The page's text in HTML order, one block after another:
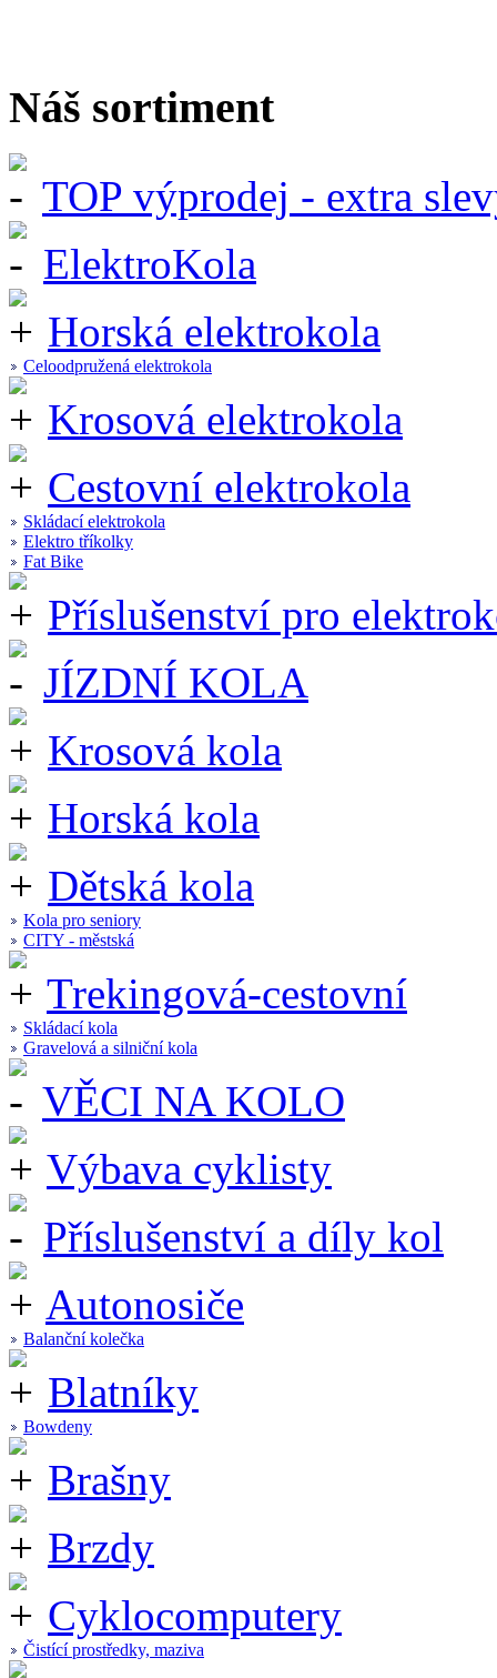
Náš sortiment
TOP výprodej - extra
ElektroKola
Horská elektrokola
Celoodpružená elektrokola
Krosová elektrokola
Cestovní elektrokola
Skládací elektrokola
Elektro tříkolky
Fat Bike
Příslušenství pro
JÍZDNÍ KOLA
Krosová kola
Horská kola
Dětská kola
Kola pro seniory
CITY - městská
Trekingová-cestovní
Skládací kola
Gravelová a silniční kola
VĚCI NA KOLO
Výbava cyklisty
Příslušenství a díly kol
Autonosiče
Balanční kolečka
Blatníky
Bowdeny
Brašny
Brzdy
Cyklocomputery
Čistící prostředky, maziva